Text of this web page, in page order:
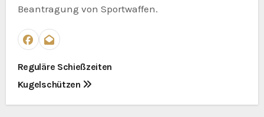
Beantragung von Sportwaffen.
B
e
Reguläre Schießzeiten
Kugelschützen